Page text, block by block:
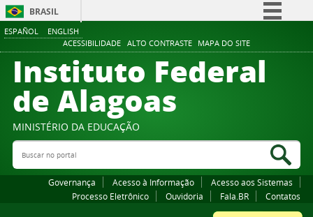
ESPAÑOL ENGLISH
ACESSIBILIDADE ALTO CONTRASTE MAPA DO SITE
BRASIL
Comunica BR
Participe
Canais
Instituto Federal
de Alagoas
MINISTÉRIO DA EDUCAÇÃO
Buscar no portal
Governança Acesso à Informação
Acesso aos Sistemas
Processo Eletrônico
Ouvidoria Fala.BR Contatos